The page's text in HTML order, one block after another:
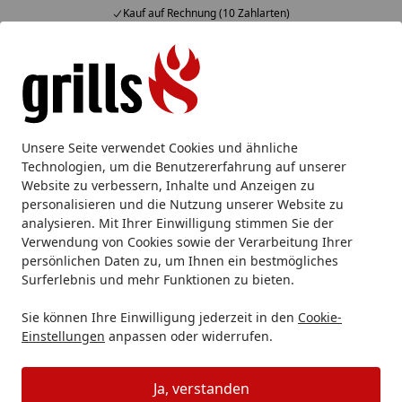
Unsere Seite verwendet Cookies und ähnliche
Technologien, um die Benutzererfahrung auf unserer
Website zu verbessern, Inhalte und Anzeigen zu
personalisieren und die Nutzung unserer Website zu
analysieren. Mit Ihrer Einwilligung stimmen Sie der
Verwendung von Cookies sowie der Verarbeitung Ihrer
persönlichen Daten zu, um Ihnen ein bestmögliches
Surferlebnis und mehr Funktionen zu bieten.
Sie können Ihre Einwilligung jederzeit in den Cookie-
Einstellungen anpassen oder widerrufen.
Ja, verstanden
Kauf auf Rechnung (10 Zahlarten)
Alle Produkte
Mein Konto
Suchen
Startseite
Grillen mit Alufolie
Aluminiumfolie beim Grillen: ein
praktischer Helfer
Lesezeit: 2 min.
Erstellt am: 15.01.2019
wegzudenken. Dabei kann das allermeiste Grillgut direkt
auf den Grill. Oft wird aushygienischen Aspekten
Grillrost mit Aluminiumfolie ausgekleidet wird. Doch das